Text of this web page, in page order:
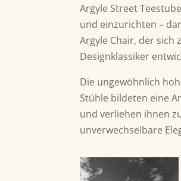
Argyle Street
und einzurichten –
Argyle Chair, der sich
Designklassiker
Die ungewöhnlich
Stühle bildeten eine
und verliehen ihnen
unverwechselbare